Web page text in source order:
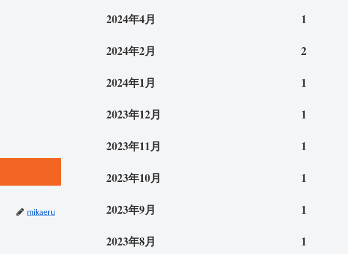
mikaeru
2024年4月
1
2024年2月
2
2024年1月
1
2023年12月
1
2023年11月
1
2023年10月
1
2023年9月
1
2023年8月
1